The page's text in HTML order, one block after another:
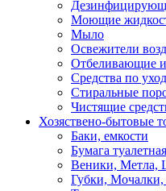
Моющие
Мыло
Освежители
Отбеливающие
Средства по
Стиральные
Чистящие
Хозяствено-бытовые
Баки, емкости
Бумага туалетная
Веники, Метла,
Губки,